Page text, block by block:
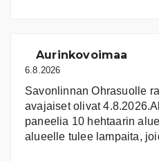
Aurinkovoimaa
6.8.2026
Savonlinnan Ohrasuolle
avajaiset olivat
paneelia 10 hehtaarin
alueelle tulee lampaita,